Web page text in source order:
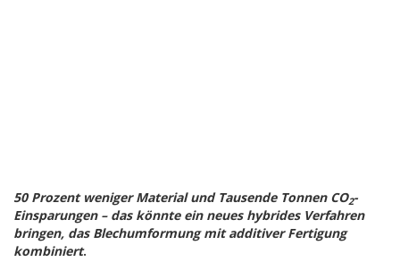
50 Prozent weniger Material und Tausende Tonnen CO2-
Einsparungen – das könnte ein neues hybrides Verfahren
bringen, das Blechumformung mit additiver Fertigung
kombiniert.